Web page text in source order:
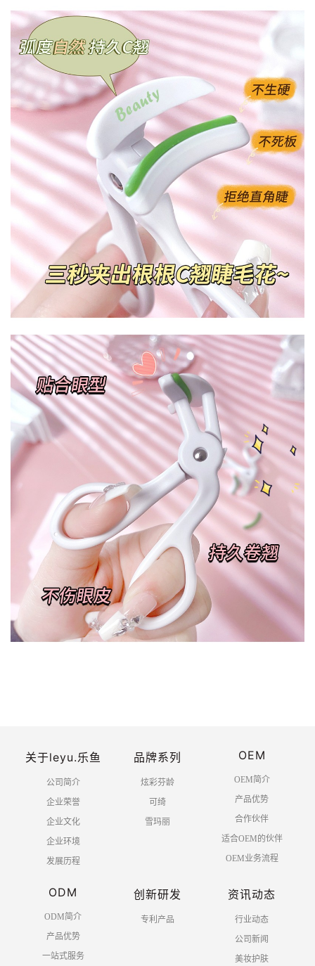
关于leyu.乐鱼
公司简介
企业荣誉
企业文化
企业环境
发展历程
品牌系列
炫彩芬龄
可绮
雪玛丽
OEM
OEM简介
产品优势
合作伙伴
适合OEM的伙伴
OEM业务流程
ODM
ODM简介
产品优势
一站式服务
创新研发
专利产品
资讯动态
行业动态
公司新闻
美妆护肤